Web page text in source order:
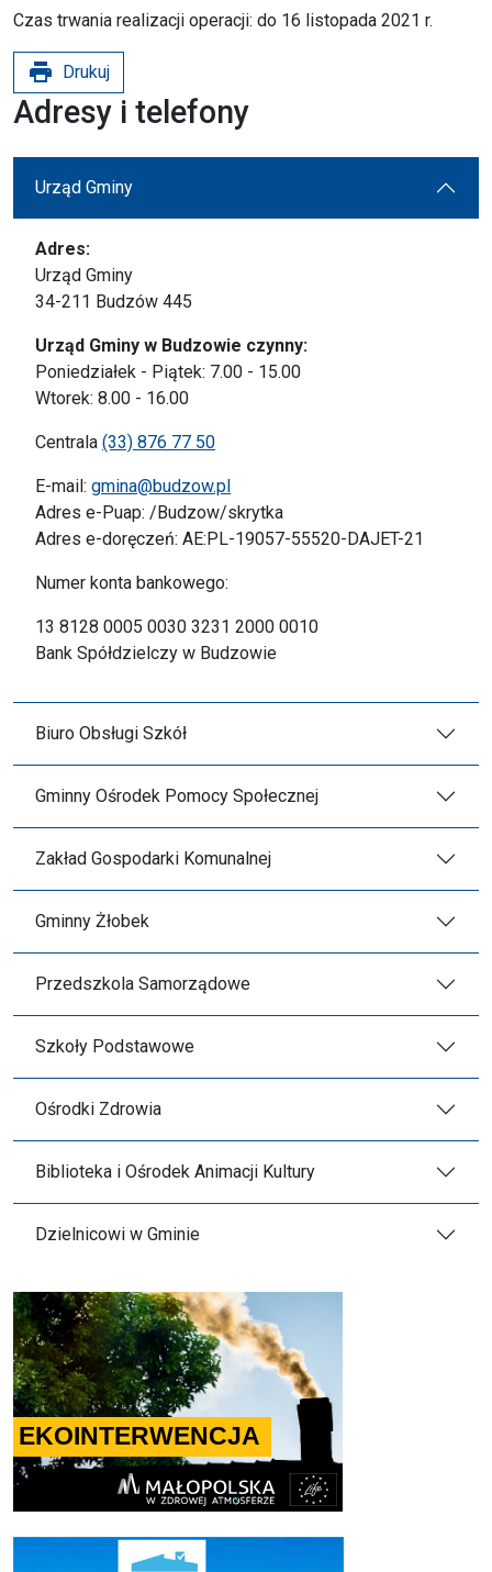
Czas trwania realizacji operacji: do 16 listopada 2021 r.
print Drukuj
Adresy i telefony
Urząd Gminy
Adres:
Urząd Gminy
34-211 Budzów 445
Urząd Gminy w Budzowie czynny:
Poniedziałek - Piątek: 7.00 - 15.00
Wtorek: 8.00 - 16.00
Centrala (33) 876 77 50
E-mail: gmina@budzow.pl
Adres e-Puap: /Budzow/skrytka
Adres e-doręczeń: AE:PL-19057-55520-DAJET-21
Numer konta bankowego:
13 8128 0005 0030 3231 2000 0010
Bank Spółdzielczy w Budzowie
Biuro Obsługi Szkół
Gminny Ośrodek Pomocy Społecznej
Zakład Gospodarki Komunalnej
Gminny Żłobek
Przedszkola Samorządowe
Szkoły Podstawowe
Ośrodki Zdrowia
Biblioteka i Ośrodek Animacji Kultury
Dzielnicowi w Gminie